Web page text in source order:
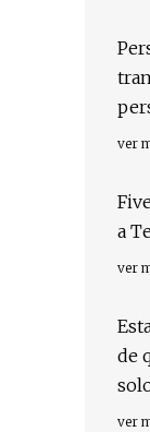
los
ver
a
ver
de
ver